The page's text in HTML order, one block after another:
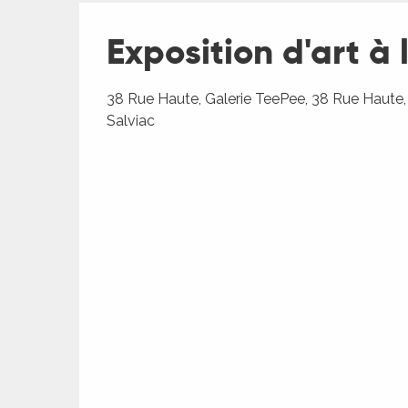
Exposition d'art à
38 Rue Haute, Galerie TeePee, 38 Rue
Salviac